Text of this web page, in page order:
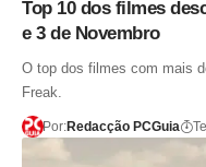
Top 10 dos filmes
e 3 de Novembro
O top dos filmes com mais
Freak.
Por:Redacção PCGuia